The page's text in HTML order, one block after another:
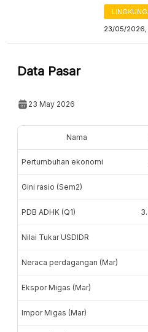
23/05/2026,
Data Pasar
23 May 2026
Nama
Pertumbuhan ekonomi
Gini rasio (Sem2)
PDB ADHK (Q1)
Nilai Tukar USDIDR
Neraca perdagangan (Mar)
Ekspor Migas (Mar)
Impor Migas (Mar)